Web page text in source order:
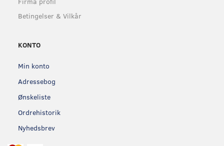
Betingelser & Vilkår
KONTO
Min konto
Adressebog
Ønskeliste
Ordrehistorik
Nyhedsbrev